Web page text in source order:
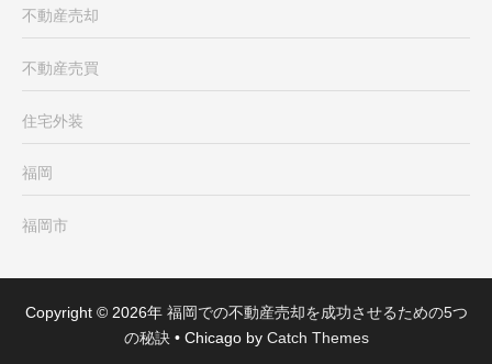
不動産売却
不動産売買
住宅外装
福岡
福岡市
Copyright © 2026年 福岡での不動産売却を成功させるための5つ
の秘訣• Chicago by Catch Themes